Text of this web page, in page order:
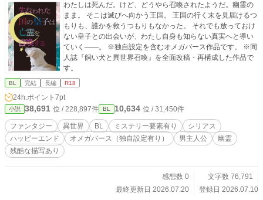
わたしは死んだ。けど、どうやら召喚されたようだ。幽霊の
まま。 そこは滅びへ向かう王国。 王国の行く末を見届けるつ
もりも、誰かを救うつもりもなかった。 それでも放っておけ
ない皇子との出会いが、わたし自身も知らない真実へと導い
ていく――。 ※独自設定を含むオメガバース作品です。 ※同
人誌『飼い犬と異世界召喚』を全面改稿・再構成した作品で
す。
BL 完結 長編 R18
24h.ポイント 7pt
小説 38,691 位 / 228,897件 BL 10,634 位 / 31,450件
ファンタジー 異世界 BL ミステリー要素有り
シリアス
ハッピーエンド
オメガバース（独自設定有り） 男主人公
幽霊
残酷な描写あり
感想数 0
文字数 76,791
最終更新日 2026.07.20
登録日 2026.07.10